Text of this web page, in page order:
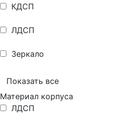
КДСП
ЛДСП
Зеркало
Показать все
Материал корпуса
ЛДСП